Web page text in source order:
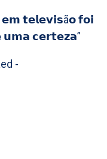
𝘁𝗲𝗹𝗲𝘃𝗶𝘀ã𝗼 𝗳𝗼𝗶
𝗰𝗲𝗿𝘁𝗲𝘇𝗮”
-